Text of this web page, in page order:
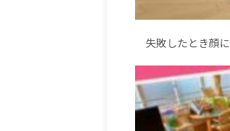
失敗したとき顔